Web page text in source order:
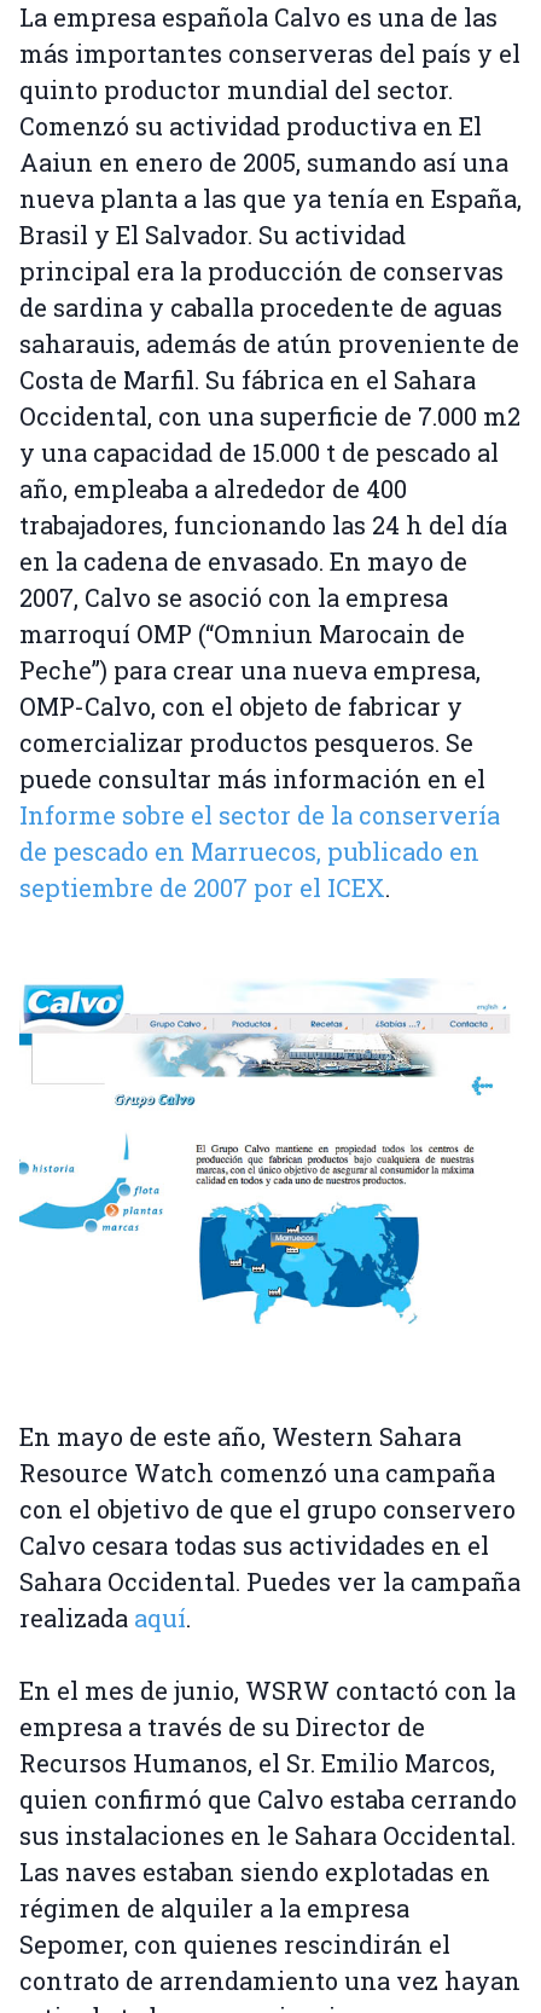
La empresa española Calvo es una de las
más importantes conserveras del país y el
quinto productor mundial del sector.
Comenzó su actividad productiva en El
Aaiun en enero de 2005, sumando así una
nueva planta a las que ya tenía en España,
Brasil y El Salvador. Su actividad
principal era la producción de conservas
de sardina y caballa procedente de aguas
saharauis, además de atún proveniente de
Costa de Marfil. Su fábrica en el Sahara
Occidental, con una superficie de 7.000 m2
y una capacidad de 15.000 t de pescado al
año, empleaba a alrededor de 400
trabajadores, funcionando las 24 h del día
en la cadena de envasado. En mayo de
2007, Calvo se asoció con la empresa
marroquí OMP (“Omniun Marocain de
Peche”) para crear una nueva empresa,
OMP-Calvo, con el objeto de fabricar y
comercializar productos pesqueros. Se
puede consultar más información en el
Informe sobre el sector de la conservería
de pescado en Marruecos, publicado en
septiembre de 2007 por el ICEX.
En mayo de este año, Western Sahara
Resource Watch comenzó una campaña
con el objetivo de que el grupo conservero
Calvo cesara todas sus actividades en el
Sahara Occidental. Puedes ver la campaña
realizada aquí.
En el mes de junio, WSRW contactó con la
empresa a través de su Director de
Recursos Humanos, el Sr. Emilio Marcos,
quien confirmó que Calvo estaba cerrando
sus instalaciones en le Sahara Occidental.
Las naves estaban siendo explotadas en
régimen de alquiler a la empresa
Sepomer, con quienes rescindirán el
contrato de arrendamiento una vez hayan